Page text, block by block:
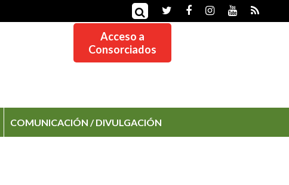
Acceso a
Consorciados
COMUNICACIÓN / DIVULGACIÓN